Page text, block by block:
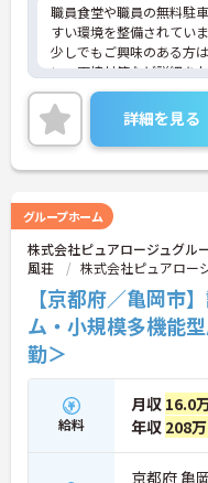
職員食堂や職員の無料駐
すい環境を整備されていま
少しでもご興味のある方
い。面接対策など詳細を
詳細を見る
グループホーム
株式会社ピュアロージュグル
風荘
株式会社ピュアロー
【京都府／亀岡市
ム・小規模多機能
勤＞
給料
月収 16.0
年収 208
京都府 亀